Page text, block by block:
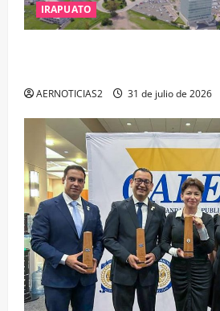
IRAPUATO
AERNOTICIAS2 31 de julio de 2026